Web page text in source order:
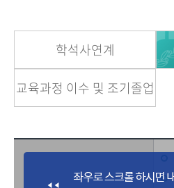
학석사연계
교육과정 이수 및 조기졸업